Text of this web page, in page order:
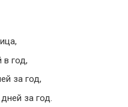
год,
за год,
за год.